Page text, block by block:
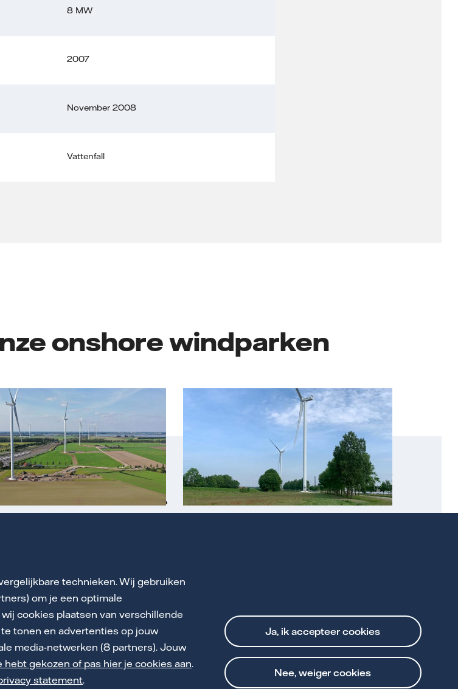
technieken. Wij gebruiken
om je een optimale
cookies plaatsen van verschillende
tonen en advertenties op jouw
media-netwerken (8 partners). Jouw
hebt gekozen of pas hier je cookies aan.
statement.
Ja, ik accepteer cookies
Nee, weiger cookies
8 MW
2007
November 2008
Vattenfall
onshore windparken
voorwaarden